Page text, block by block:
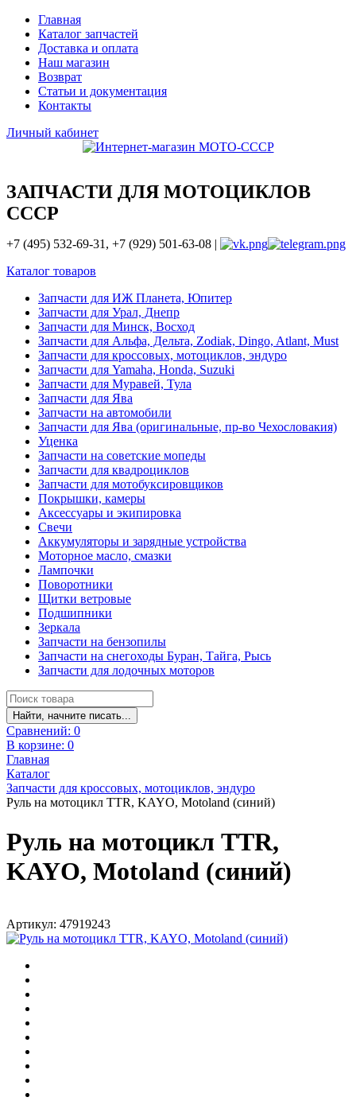
Главная
Каталог запчастей
Доставка и оплата
Наш магазин
Возврат
Статьи и документация
Контакты
Личный кабинет
ЗАПЧАСТИ ДЛЯ МОТОЦИКЛОВ
СССР
+7 (495) 532-69-31, +7 (929) 501-63-08 |
Каталог товаров
Запчасти для ИЖ Планета, Юпитер
Запчасти для Урал, Днепр
Запчасти для Минск, Восход
Запчасти для Альфа, Дельта, Zodiak, Dingo, Atlant, Must
Запчасти для кроссовых, мотоциклов, эндуро
Запчасти для Yamaha, Honda, Suzuki
Запчасти для Муравей, Тула
Запчасти для Ява
Запчасти на автомобили
Запчасти для Ява (оригинальные, пр-во Чехословакия)
Уценка
Запчасти на советские мопеды
Запчасти для квадроциклов
Запчасти для мотобуксировщиков
Покрышки, камеры
Аксессуары и экипировка
Свечи
Аккумуляторы и зарядные устройства
Моторное масло, смазки
Лампочки
Поворотники
Щитки ветровые
Подшипники
Зеркала
Запчасти на бензопилы
Запчасти на снегоходы Буран, Тайга, Рысь
Запчасти для лодочных моторов
Найти, начните писать...
Сравнений: 0
В корзине: 0
Главная
Каталог
Запчасти для кроссовых, мотоциклов, эндуро
Руль на мотоцикл TTR, KAYO, Motoland (синий)
Руль на мотоцикл TTR,
KAYO, Motoland (синий)
Артикул: 47919243